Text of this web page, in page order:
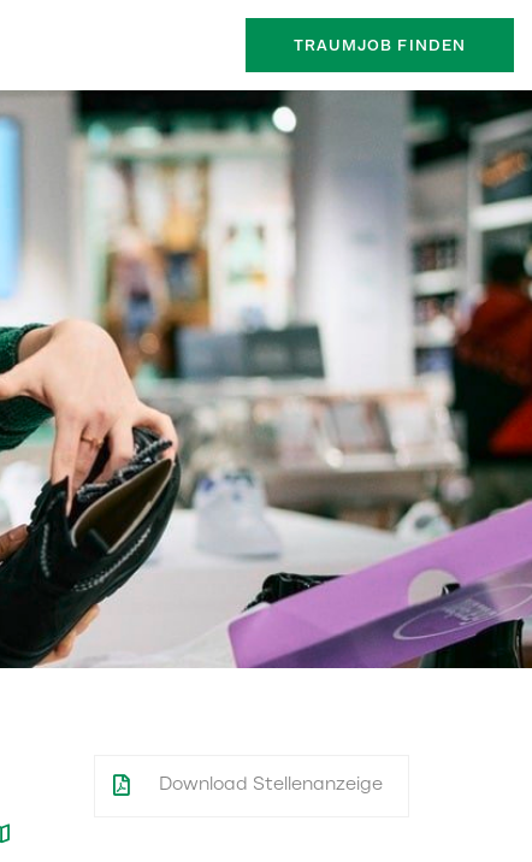
TRAUMJOB FINDEN
Download Stellenanzeige